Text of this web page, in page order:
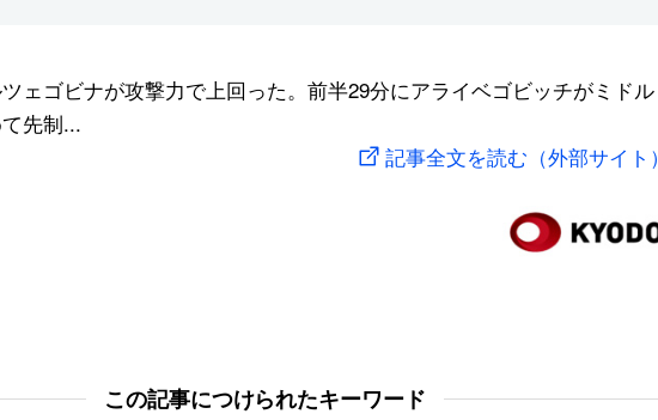
ェゴビナが攻撃力で上回った。前半29分にアライベゴビッチがミドル
先制...
記事全文を読む（外部サイト）
この記事につけられたキーワード